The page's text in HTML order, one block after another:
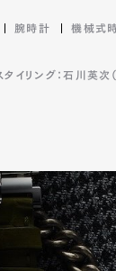
腕時計 機械式
タイリング：石川英